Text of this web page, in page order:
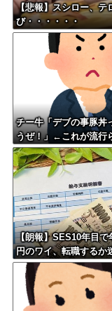
【悲報】スシロー、テ
び・・・・・・
チー牛「デブの事豚丼
うぜ！」←これが流行
た理由
【朗報】SES10年目で
円のワイ、転職するか